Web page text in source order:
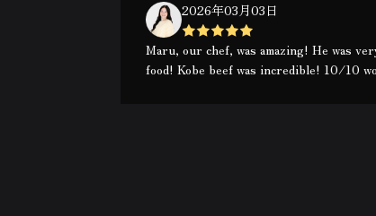
2026年03月03日
Maru, our chef, was amazing! He was
food! Kobe beef was incredible! 10/10